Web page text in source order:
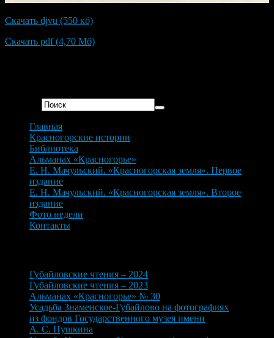
Скачать djvu (550 кб)
Скачать pdf (4,70 Мб)
Главная
Красногорские истории
Библиотека
Альманах «Красногорье»
Е. Н. Мачульский. «Красногорская земля». Первое
издание
Е. Н. Мачульский. «Красногорская земля». Второе
издание
Фото недели
Контакты
Губайловские чтения – 2024
Губайловские чтения – 2023
Альманах «Красногорье» № 30
Усадьба Знаменское-Губайлово на фотографиях
из фондов Государственного музея имени
А. С. Пушкина